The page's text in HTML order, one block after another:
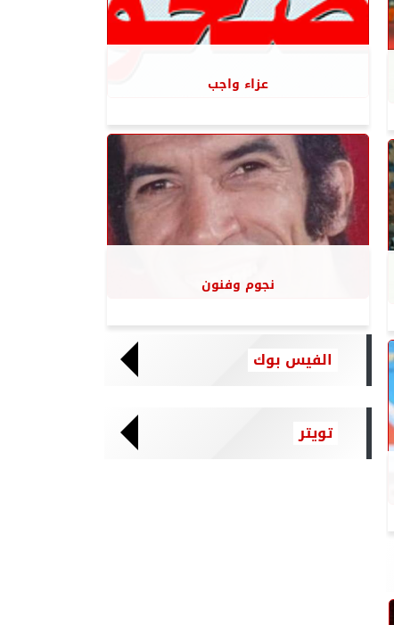
عزاء واجب
نجوم وفنون
الفيس بوك
تويتر